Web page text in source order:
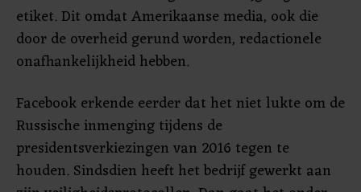
etiket. Dit omdat Amerikaanse media, ook die
door de overheid gerund worden, redactionele
onafhankelijkheid hebben.
Facebook erkende eerder dat het niet lukte om de
Russische inmenging tijdens de
presidentsverkiezingen van 2016 tegen te
houden. Sindsdien heeft het bedrijf gewerkt aan